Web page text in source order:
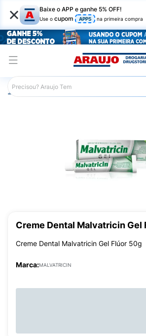
× Baixe o APP e ganhe 5% OFF!
Use o cupom APP5 na primeira compra
Araujo Higiene Pessoal
Creme Dental Malvatricin Gel
Creme Dental Malvatricin Gel Flúor 50g
Marca:MALVATRICIN